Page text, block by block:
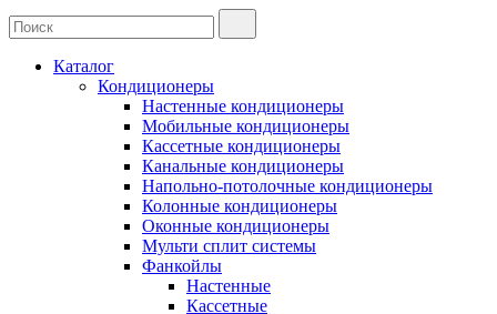
Каталог
Кондиционеры
Настенные кондиционеры
Мобильные кондиционеры
Кассетные кондиционеры
Канальные кондиционеры
Напольно-потолочные кондиционеры
Колонные кондиционеры
Оконные кондиционеры
Мульти сплит системы
Фанкойлы
Настенные
Кассетные